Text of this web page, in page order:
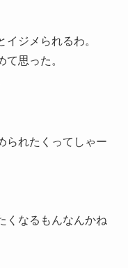
ジメられるわ。
思った。
られたくってしゃー
くなるもんなんかね